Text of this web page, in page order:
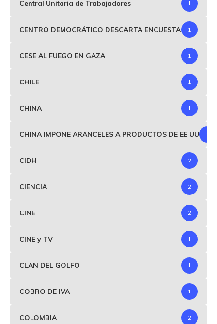
Central Unitaria de Trabajadores 1
CENTRO DEMOCRÁTICO DESCARTA ENCUESTA 1
CESE AL FUEGO EN GAZA 1
CHILE 1
CHINA 1
CHINA IMPONE ARANCELES A PRODUCTOS DE EE UU 1
CIDH 2
CIENCIA 2
CINE 2
CINE y TV 1
CLAN DEL GOLFO 1
COBRO DE IVA 1
COLOMBIA 2